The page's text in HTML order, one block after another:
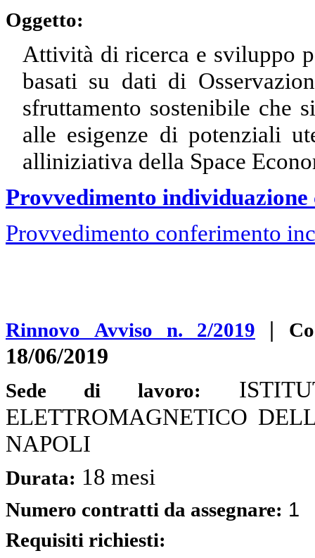
Oggetto:
Attività di ricerca e sviluppo
basati su dati di
sfruttamento sostenibile che
alle esigenze di potenziali
alliniziativa della Space
Provvedimento individuazione
Provvedimento conferimento
Rinnovo Avviso n. 2/2019 |
18/06/2019
Sede di lavoro:
ELETTROMAGNETICO
NAPOLI
Durata: 18 mesi
Numero contratti da assegnare: 1
Requisiti richiesti: